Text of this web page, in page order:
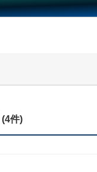
(4件)